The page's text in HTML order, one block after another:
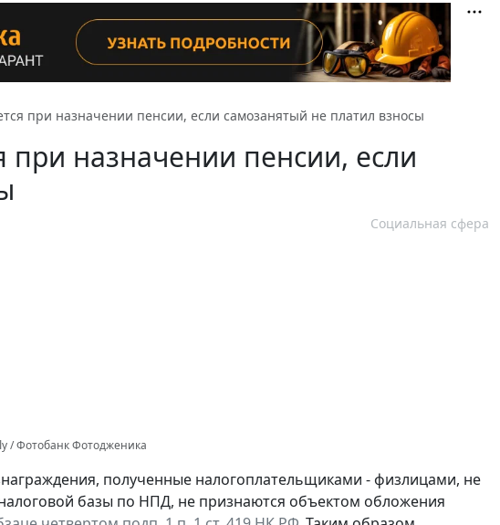
при назначении пенсии, если самозанятый не платил взносы
назначении пенсии, если
Социальная сфера
/ Фотобанк Фотодженика
полученные налогоплательщиками - физлицами, не
базы по НПД, не признаются объектом обложения